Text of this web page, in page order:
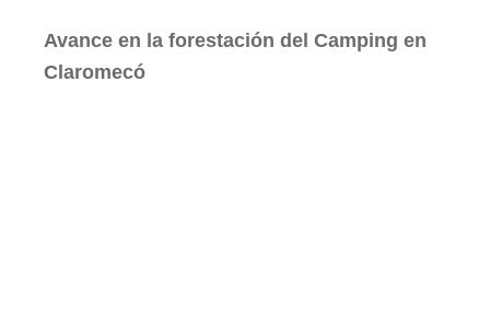
Avance en la forestación del Camping en
Claromecó